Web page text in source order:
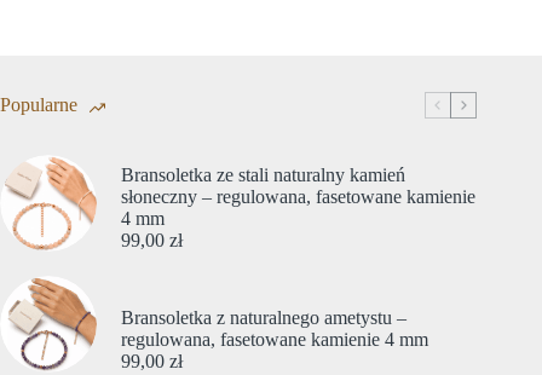
Popularne
Bransoletka ze stali naturalny kamień
słoneczny – regulowana, fasetowane kamienie
4 mm
99,00 zł
Bransoletka z naturalnego ametystu –
regulowana, fasetowane kamienie 4 mm
99,00 zł